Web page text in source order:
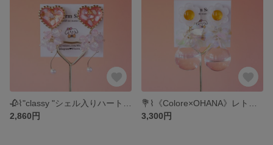
2,860円
3,300円